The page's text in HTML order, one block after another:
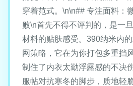
穿着范式。\n\n## 专注面料：
败\n首先不得不评判的，是一
材料的贴肤感受。390纳米内
网策略，它在为你打包多重挡
制住了内衣太勤浮露感的不决
服帖对抗寒冬的脚步，质地轻